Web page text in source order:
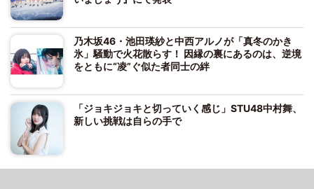
乃木坂46・池田瑛紗と中西アルノが「真冬のかき
氷」騒動で火花散らす！ 因縁の裏にあるのは、逆境
をともに“凌”ぐ似た者同士の絆
「ジョキジョキと切っていく感じ」STU48中村舞、
新しい挑戦は自らの手で